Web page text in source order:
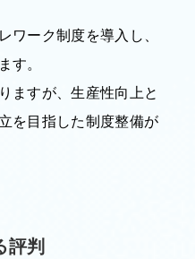
ワーク制度を導入し、
。
ますが、生産性向上と
を目指した制度整備が
評判